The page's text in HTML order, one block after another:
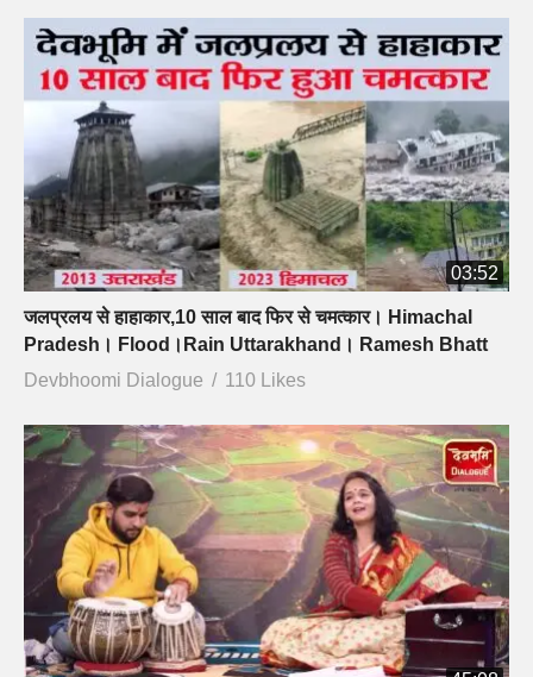
03:52
जलप्रलय से हाहाकार,10 साल बाद फिर से चमत्कार। Himachal
Pradesh। Flood।Rain Uttarakhand। Ramesh Bhatt
Devbhoomi Dialogue
110 Likes